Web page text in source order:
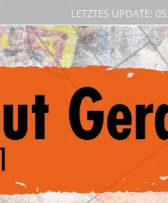
LETZTES UPDATE: